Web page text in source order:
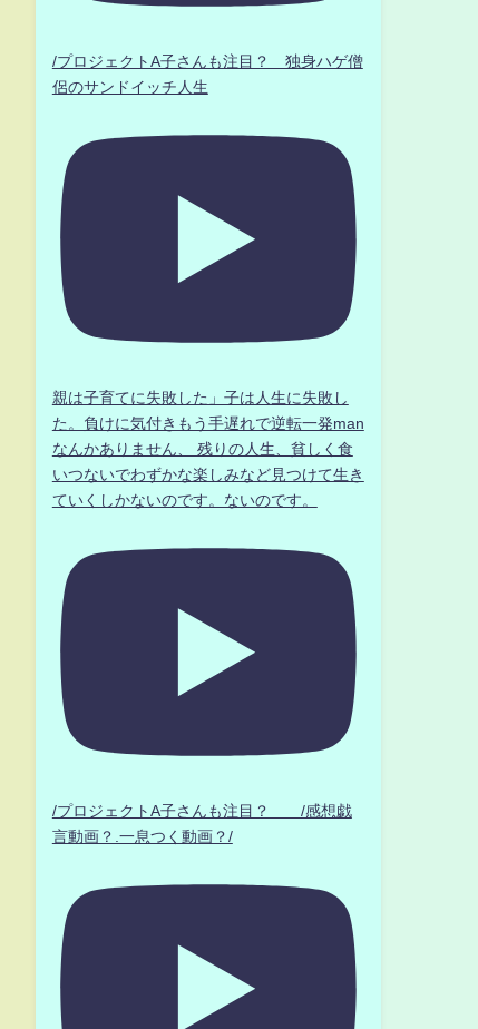
/プロジェクトA子さんも注目？ 独身ハゲ僧
侶のサンドイッチ人生
親は子育てに失敗した」子は人生に失敗し
た。負けに気付きもう手遅れで逆転一発man
なんかありません、 残りの人生、貧しく食
いつないでわずかな楽しみなど見つけて生き
ていくしかないのです。ないのです。
/プロジェクトA子さんも注目？ /感想戯
言動画？.一息つく動画？/